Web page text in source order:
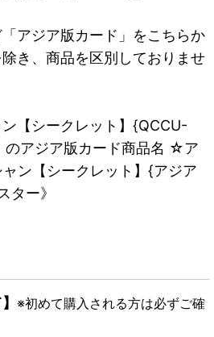
アジア版カード」をこちらか
き、商品を区別しておりませ
【シークレット】{QCCU-
のアジア版カード商品名 ☆ア
ン【シークレット】{アジア
ター》
※初めて購入される方は必ずご確